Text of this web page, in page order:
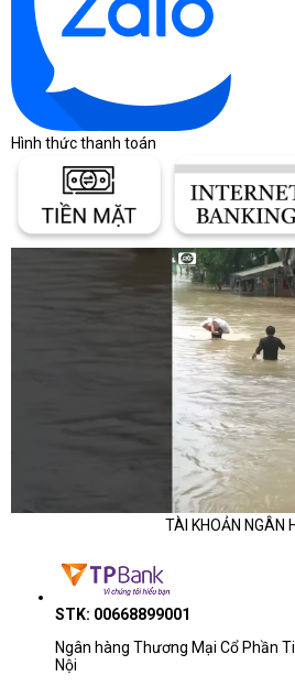
Hình thức thanh toán
TÀI KHOẢN NGÂN
STK: 00668899001
Ngân hàng Thương Mại Cổ Phần
Nội